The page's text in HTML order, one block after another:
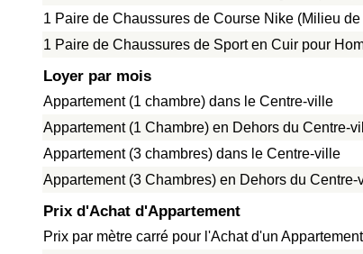
1 Paire de Chaussures de Course Nike (Milieu
1 Paire de Chaussures de Sport en Cuir pour
Loyer par mois
Appartement (1 chambre) dans le Centre-ville
Appartement (1 Chambre) en Dehors du Centre-
Appartement (3 chambres) dans le Centre-ville
Appartement (3 Chambres) en Dehors du Centre-
Prix d'Achat d'Appartement
Prix par mètre carré pour l'Achat d'un